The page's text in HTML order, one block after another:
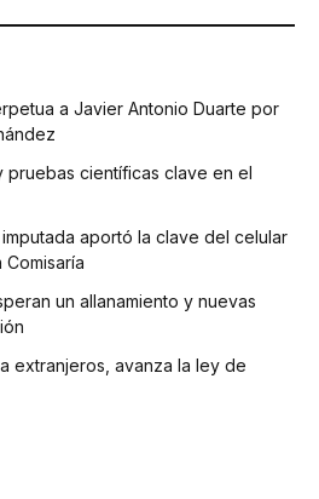
a Javier Antonio Duarte por
pruebas científicas clave en el
aportó la clave del celular
un allanamiento y nuevas
extranjeros, avanza la ley de